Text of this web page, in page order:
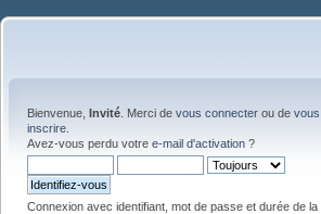
Bienvenue, Invité . Merci de vous connecter ou de vous
inscrire
Avez-vous perdu votre e-mail d'activation ?
Connexion avec identifiant, mot de passe et durée de la